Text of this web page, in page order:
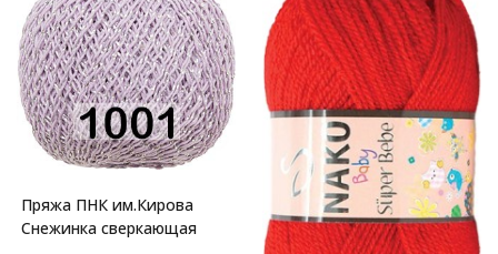
Пряжа ПНК им.Кирова
Снежинка сверкающая